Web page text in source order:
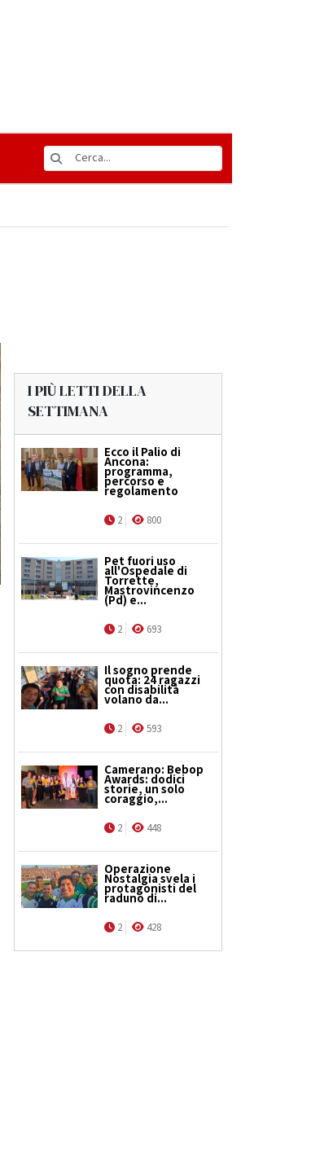
I PIÙ LETTI DELLA
SETTIMANA
Ecco il Palio di
Ancona:
programma,
percorso e
regolamento
2 800
Pet fuori uso
all'Ospedale di
Torrette,
Mastrovincenzo
(Pd) e...
2 693
Il sogno prende
quota: 24 ragazzi
con disabilità
volano da...
2 593
Camerano: Bebop
Awards: dodici
storie, un solo
coraggio,...
2 448
Operazione
Nostalgia svela i
protagonisti del
raduno di...
2 428